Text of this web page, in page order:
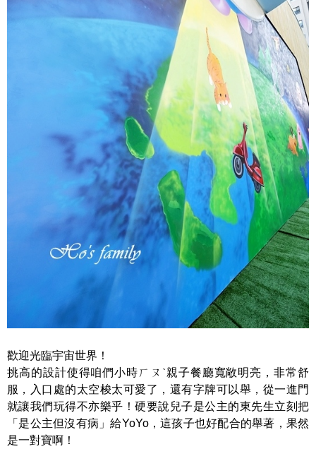
歡迎光臨宇宙世界！
挑高的設計使得咱們小時ㄏㄡˋ親子餐廳寬敞明亮，非常舒
服，入口處的太空梭太可愛了，還有字牌可以舉，從一進門
就讓我們玩得不亦樂乎！硬要說兒子是公主的東先生立刻把
「是公主但沒有病」給YoYo，這孩子也好配合的舉著，果然
是一對寶啊！